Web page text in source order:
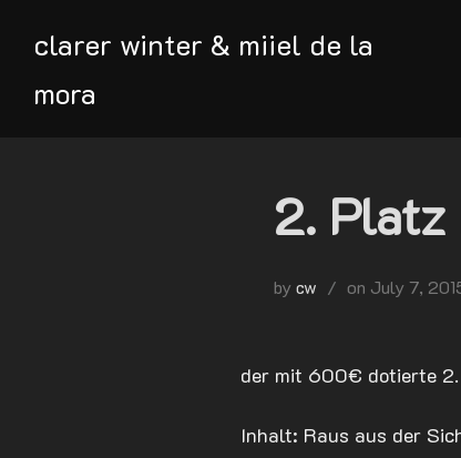
clarer winter & miiel de la
mora
2. Platz
bycw on Posted
July 7,
der mit 600€ dotierte 2.
Inhalt: Raus aus der